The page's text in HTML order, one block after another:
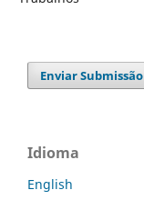
Enviar Submissão
Idioma
English